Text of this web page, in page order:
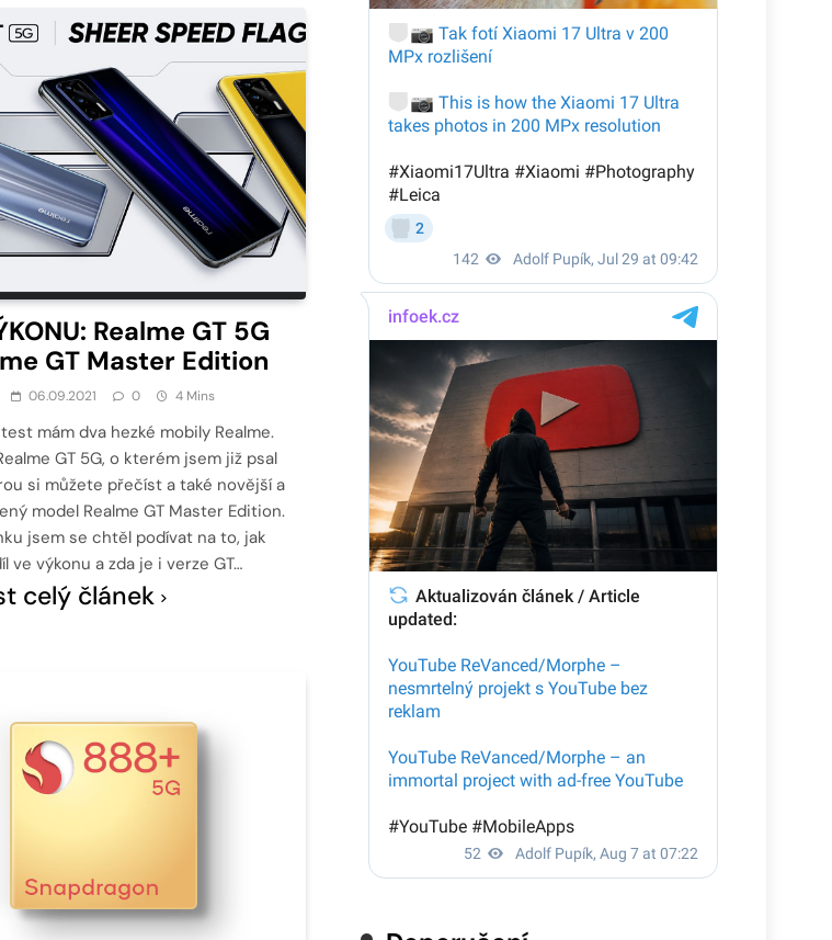
Realme GT 5G
GT Master Edition
06.09.2021 0 4 Mins
mám dva hezké mobily Realme.
GT 5G, o kterém jsem již psal
si můžete přečíst a také novější a
model Realme GT Master Edition.
jsem se chtěl podívat na to, jak
ve výkonu a zda je i verze GT…
celý článek